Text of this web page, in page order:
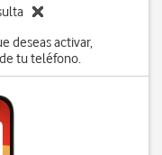
deseas activar,
tu teléfono.